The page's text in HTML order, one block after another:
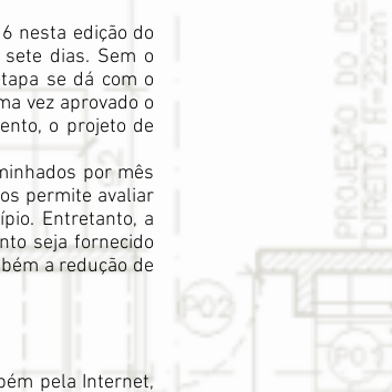
nesta edição do
dias. Sem o
se dá com o
vez aprovado o
o projeto de
por mês
permite avaliar
Entretanto, a
seja fornecido
a redução de
pela Internet,